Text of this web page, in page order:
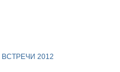
2012